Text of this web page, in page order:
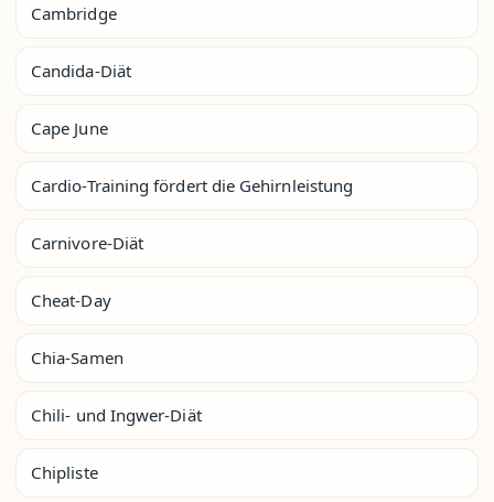
Cambridge
Candida-Diät
Cape June
Cardio-Training fördert die Gehirnleistung
Carnivore-Diät
Cheat-Day
Chia-Samen
Chili- und Ingwer-Diät
Chipliste